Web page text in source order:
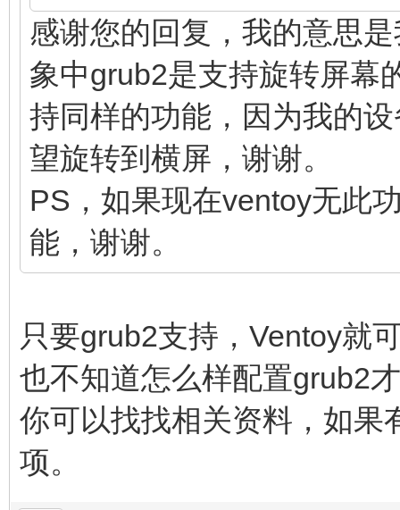
感谢您的回复，我的意思
象中grub2是支持旋转屏幕
持同样的功能，因为我的
望旋转到横屏，谢谢。
PS，如果现在ventoy无此
能，谢谢。
只要grub2支持，Ventoy就
也不知道怎么样配置grub2
你可以找找相关资料，如果
项。